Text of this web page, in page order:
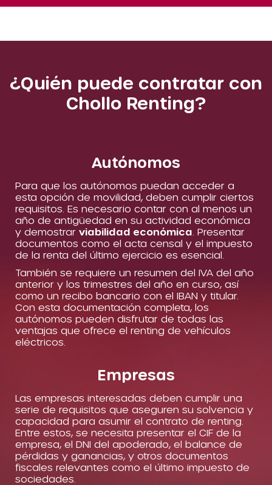
¿Quién puede contratar con
Chollo Renting?
Autónomos
Para que los autónomos puedan acceder a
esta opción de movilidad, deben cumplir ciertos
requisitos. Es necesario contar con al menos un
año de antigüedad en su actividad económica
y demostrar viabilidad económica . Presentar
documentos como el acta censal y el impuesto
de la renta del último ejercicio es esencial.
También se requiere un resumen del IVA del año
anterior y los trimestres del año en curso, así
como un recibo bancario con el IBAN y titular.
Con esta documentación completa, los
autónomos pueden disfrutar de todas las
ventajas que ofrece el renting de vehículos
eléctricos.
Empresas
Las empresas interesadas deben cumplir una
serie de requisitos que aseguren su solvencia y
capacidad para asumir el contrato de renting.
Entre estos, se necesita presentar el CIF de la
empresa, el DNI del apoderado, el balance de
pérdidas y ganancias, y otros documentos
fiscales relevantes como el último impuesto de
sociedades.